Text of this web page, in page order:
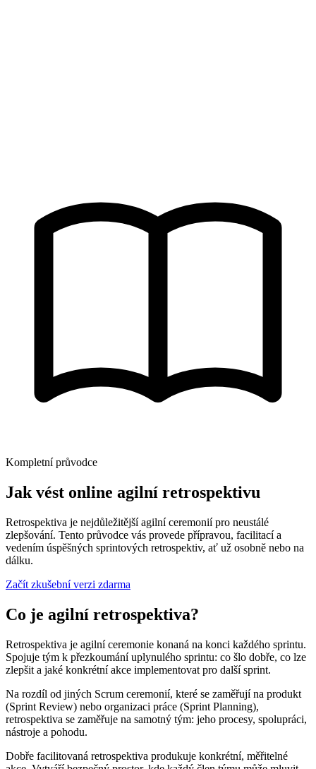
Kompletní průvodce
Jak vést online agilní retrospektivu
Retrospektiva je nejdůležitější agilní ceremonií pro neustálé
zlepšování. Tento průvodce vás provede přípravou, facilitací a
vedením úspěšných sprintových retrospektiv, ať už osobně nebo na
dálku.
Začít zkušební verzi zdarma
Co je agilní retrospektiva?
Retrospektiva je agilní ceremonie konaná na konci každého sprintu.
Spojuje tým k přezkoumání uplynulého sprintu: co šlo dobře, co lze
zlepšit a jaké konkrétní akce implementovat pro další sprint.
Na rozdíl od jiných Scrum ceremonií, které se zaměřují na produkt
(Sprint Review) nebo organizaci práce (Sprint Planning),
retrospektiva se zaměřuje na samotný tým: jeho procesy, spolupráci,
nástroje a pohodu.
Dobře facilitovaná retrospektiva produkuje konkrétní, měřitelné